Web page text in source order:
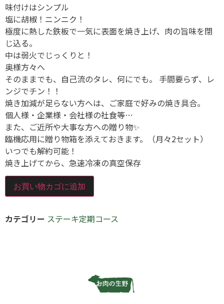
味付けはシンプル
塩に胡椒！ニンニク！
極度に熱した鉄板で一気に表面を焼き上げ、肉の旨味を閉
じ込る。
中は弱火でじっくりと！
奥様方々へ
そのままでも、自己流のタレ、何にでも。 手間要らず、レ
ンジでチン！！
焼き加減が足らない方へは、ご家庭で好みの焼き具合。
個人様・企業様・会社様の社食等…
また、ご近所や大事な方への贈り物✨
臨機応用に贈り物箱を添えておきます。（月々2セット）
いつでも解約可能！
焼き上げてから、急速冷凍の真空保存
お買い物カゴに追加
カテゴリー ステーキ定期コース